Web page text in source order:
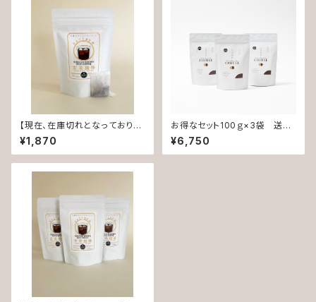
【現在、在庫切れとなっておりま
す】 玄米焙煎珈琲 ティーバッグ
タイプ 食物繊維が豊富！ダイエ
ットに効く玄米丸ごとドリンク ノ
¥1,870
お得なセット100ｇ×3袋 送料
無料‼️ 玄米焙煎珈琲（玄米コ
ーヒー）ノンカフェイン。ダイエッ
トや病気予防に効果的!!食物繊
¥6,750